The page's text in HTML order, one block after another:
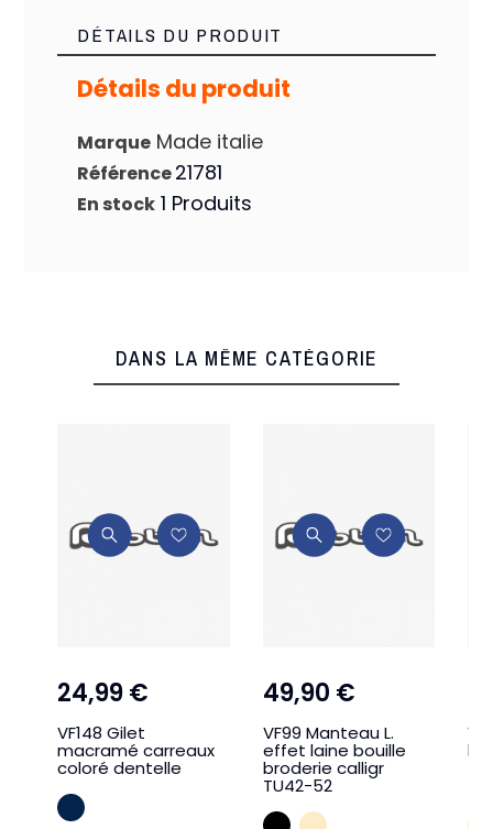
DÉTAILS DU PRODUIT
Détails du produit
Marque Made italie
Référence21781
En stock 1 Produits
DANS LA MÊME CATÉGORIE
24,99 €
VF148 Gilet
macramé carreaux
coloré dentelle
MARINE
49,90 €
VF99 Manteau L.
effet laine bouille
broderie calligr
TU42-52